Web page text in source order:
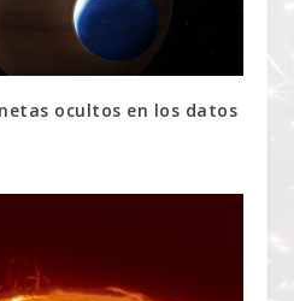
ocultos en los datos